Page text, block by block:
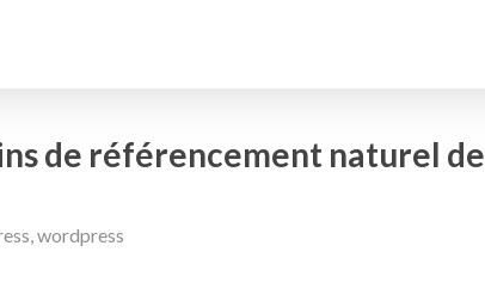
de référencement naturel de
,wordpress